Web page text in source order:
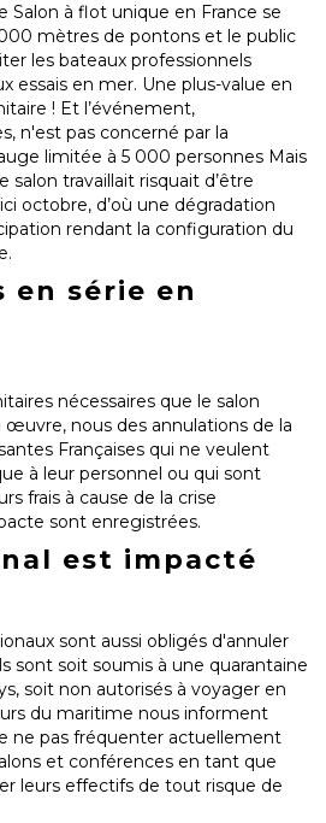
Salon à flot unique en France se
mètres de pontons et le public
les bateaux professionnels
essais en mer. Une plus-value en
! Et l’événement,
n'est pas concerné par la
limitée à 5 000 personnes Mais
salon travaillait risquait d’être
octobre, d’où une dégradation
rendant la configuration du
série en
nécessaires que le salon
nous des annulations de la
Françaises qui ne veulent
à leur personnel ou qui sont
frais à cause de la crise
sont enregistrées.
est impacté
sont aussi obligés d'annuler
sont soit soumis à une quarantaine
soit non autorisés à voyager en
du maritime nous informent
ne pas fréquenter actuellement
et conférences en tant que
leurs effectifs de tout risque de